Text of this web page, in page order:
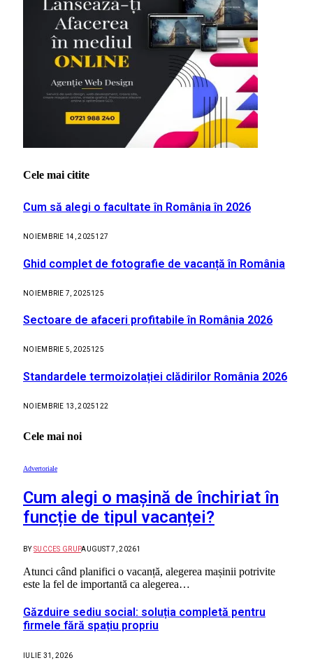
Cele mai citite
Cum să alegi o facultate în România în 2026
NOIEMBRIE 14, 2025127
Ghid complet de fotografie de vacanță în România
NOIEMBRIE 7, 2025125
Sectoare de afaceri profitabile în România 2026
NOIEMBRIE 5, 2025125
Standardele termoizolației clădirilor România 2026
NOIEMBRIE 13, 2025122
Cele mai noi
Advertoriale
Cum alegi o mașină de închiriat în
funcție de tipul vacanței?
BY SUCCES GRUPAUGUST 7, 20261
Atunci când planifici o vacanță, alegerea mașinii potrivite
este la fel de importantă ca alegerea…
Găzduire sediu social: soluția completă pentru
firmele fără spațiu propriu
IULIE 31, 2026